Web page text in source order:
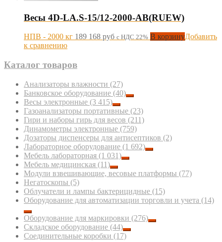
Весы 4D-LA.S-15/12-2000-AB(RUEW)
НПВ - 2000 кг 189 168 руб с НДС 22% В корзинуДобавить
к сравнению
Каталог товаров
Анализаторы влажности (27)
Банковское оборудование (40)
Весы электронные (3 415)
Газоанализаторы портативные (23)
Гири и наборы гирь для весов (211)
Динамометры электронные (759)
Дозаторы диспенсеры для антисептиков (2)
Лабораторное оборудование (1 692)
Мебель лабораторная (1 031)
Мебель медицинская (11)
Модули взвешивающие, весовые платформы (77)
Негатоскопы (5)
Облучатели и лампы бактерицидные (15)
Оборудование для автоматизации торговли и учета (14)
Оборудование для маркировки (276)
Складское оборудование (44)
Соединительные коробки (17)